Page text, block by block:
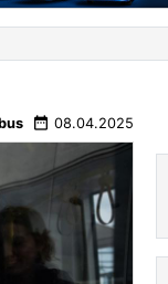
date_range 08.04.2025